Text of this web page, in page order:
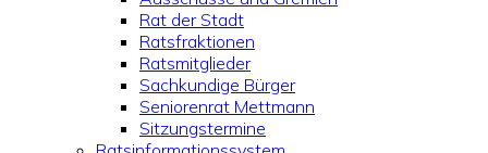
Rat der Stadt
Ratsfraktionen
Ratsmitglieder
Sachkundige Bürger
Seniorenrat Mettmann
Sitzungstermine